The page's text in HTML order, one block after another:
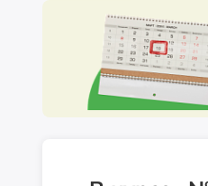
За забором
Партнёрский